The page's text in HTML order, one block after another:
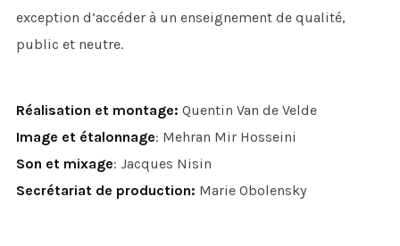
exception d’accéder à un enseignement de qualité,
public et neutre.
Réalisation et montage: Quentin Van de Velde
Image et étalonnage: Mehran Mir Hosseini
Son et mixage: Jacques Nisin
Secrétariat de production: Marie Obolensky